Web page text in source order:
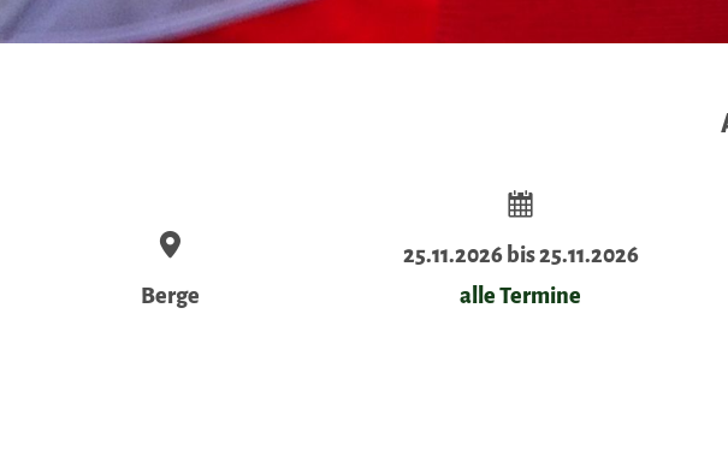
Berge
25.11.2026 bis 25.11.2026
alle Termine